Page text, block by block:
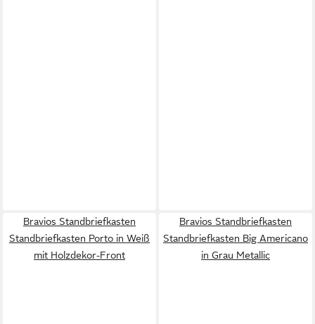
Bravios Standbriefkasten
Standbriefkasten Porto in Weiß
mit Holzdekor-Front
Bravios Standbriefkasten
Standbriefkasten Big Americano
in Grau Metallic